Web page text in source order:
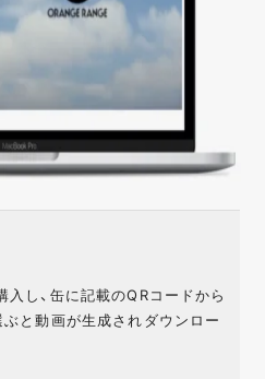
し、缶に記載のQRコードから
と動画が生成されダウンロー